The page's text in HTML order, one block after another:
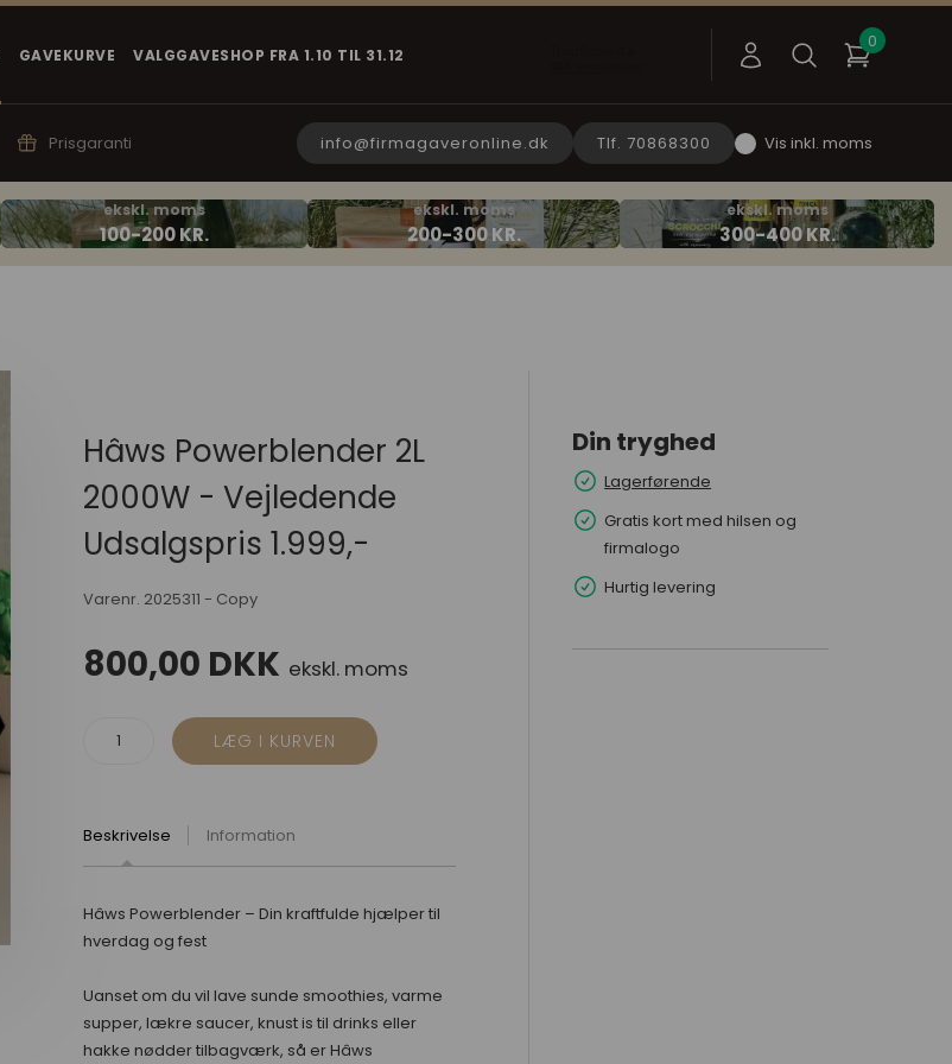
GAVEKURVE VALGGAVESHOP FRA 1.10 TIL 31.12
Prisgaranti info@firmagaveronline.dk Tlf. 70868300 Vis inkl. moms
Hâws Powerblender 2L
2000W - Vejledende
Udsalgspris 1.999,-
Varenr. 2025311 - Copy
800,00 DKK ekskl. moms
Beskrivelse Information
Hâws Powerblender – Din kraftfulde hjælper til
hverdag og fest
Uanset om du vil lave sunde smoothies, varme
supper, lækre saucer, knust is til drinks eller
hakke nødder tilbagværk, så er Hâws
Din tryghed
Lagerførende
Gratis kort med hilsen og
firmalogo
Hurtig levering